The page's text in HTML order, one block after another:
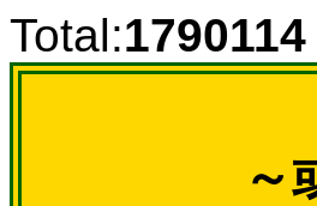
Total:1790114
～